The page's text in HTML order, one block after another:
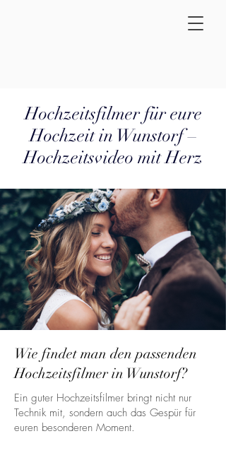
Hochzeitsfilmer für eure
Hochzeit in Wunstorf –
Hochzeitsvideo mit Herz
Wie findet man den passenden
Hochzeitsfilmer in Wunstorf?
Ein guter Hochzeitsfilmer bringt nicht nur
Technik mit, sondern auch das Gespür für
euren besonderen Moment.